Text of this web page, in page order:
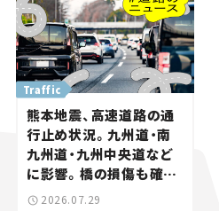
Traffic
熊本地震、高速道路の通
行止め状況。九州道・南
九州道・九州中央道など
に影響。橋の損傷も確認
【道路のニュース】
2026.07.29